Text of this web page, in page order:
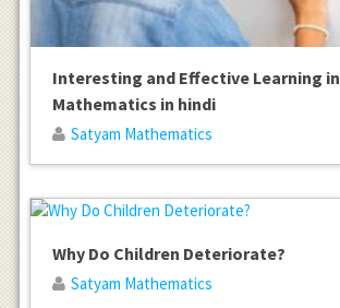
Interesting and Effective Learning in
Mathematics in hindi
Satyam Mathematics
Why Do Children Deteriorate?
Satyam Mathematics